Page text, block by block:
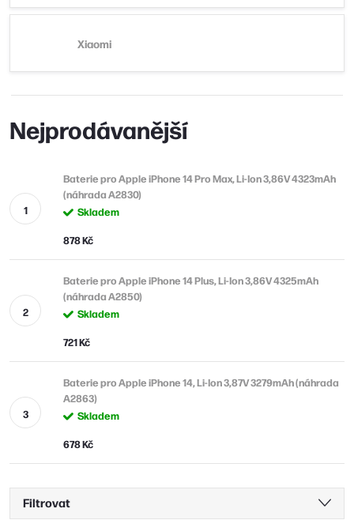
Xiaomi
Nejprodávanější
Baterie pro Apple iPhone 14 Pro Max, Li-Ion 3,86V 4323mAh
(náhrada A2830)
Skladem
878 Kč
Baterie pro Apple iPhone 14 Plus, Li-Ion 3,86V 4325mAh
(náhrada A2850)
Skladem
721 Kč
Baterie pro Apple iPhone 14, Li-Ion 3,87V 3279mAh (náhrada
A2863)
Skladem
678 Kč
Filtrovat